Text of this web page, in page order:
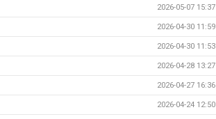
2026-05-07 15:37
2026-04-30 11:59
2026-04-30 11:53
2026-04-28 13:27
2026-04-27 16:36
2026-04-24 12:50